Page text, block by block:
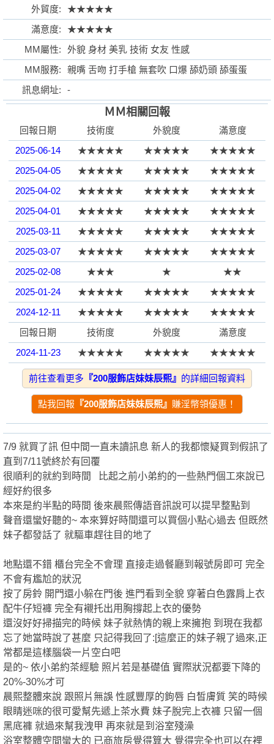
格
全
台
外貿度:
★★★★★
滿意度:
★★★★★
MM屬性:
外貌 身材 美乳 技術 女友 性感
MM服務:
親嘴 舌吻 打手槍 無套吹 口爆 舔奶頭 舔蛋蛋
訊息網址:
-
ＭＭ相關回報
回報日期 技術度 外貌度
滿意度
2025-06-14
★★★★★ ★★★★★
★★★★★
2025-04-05
★★★★★ ★★★★★
★★★★★
2025-04-02
★★★★★ ★★★★★
★★★★★
2025-04-01
★★★★★ ★★★★★
★★★★★
2025-03-11
★★★★★ ★★★★★
★★★★★
2025-03-07
★★★★★ ★★★★★
★★★★★
2025-02-08
★★★ ★
★★
2025-01-24
★★★★★ ★★★★★
★★★★★
2024-12-11
★★★★★ ★★★★★
★★★★★
回報日期
技術度 外貌度
滿意度
2024-11-23
★★★★★ ★★★★★
★★★★★
2024-10-26
★★★★★ ★★★★★
★★★★★
2024-10-18
★★★★★ ★★★★★
★★★★★
2024-10-04
★★★★★ ★★★★★
★★★★★
2024-10-01
★★★★★ ★★★★★
★★★★★
2024-10-01
★★★★★ ★★★★★
★★★★★
2024-09-27
★★★★★ ★
★★
2024-10-01
2024-09-20
★★★★★ ★★★★★
★★★★★
2024-08-06
★★★★★ ★★★★★
2024-08-03
★★★★★
2024-06-29
★★★★★ ★★★★★
★★★★★
2024-06-28
★★★★★ ★★★★★
2024-06-22
★★★★★ ★★★★★
★★★★★
2024-06-18
★★★★★
2024-06-15
2024-05-21
★★★★★ ★★★★★
★★★★★
2024-05-14
★★★★★ ★★★★★
★★★★★
2024-04-20
★★★★★ ★★★★★
★★★★★
前往查看更多 『200服飾店妹妹辰熙』 的詳細回報資料
點我回報 『200服飾店妹妹辰熙』 賺淫幣領優惠！
7/9 就買了訊 但中間一直未讀訊息 新人的我都懷疑買到假訊了
直到7/11號終於有回覆
很順利的就約到時間 比起之前小弟約的一些熱門個工來說已
經好約很多
本來是約半點的時間 後來晨熙傳語音訊說可以提早整點到
聲音還蠻好聽的~ 本來算好時間還可以買個小點心過去 但既然
妹子都發話了 就驅車趕往目的地了
地點還不錯 櫃台完全不會理 直接走過餐廳到報號房即可 完全
不會有尷尬的狀況
按了房鈴 開門還小躲在門後 進門看到全貌 穿著白色露肩上衣
配牛仔短褲 完全有襯托出用胸撐起上衣的優勢
還沒好好掃描完的時候 妹子就熱情的親上來擁抱 到現在我都
忘了她當時說了甚麼 只記得我回了:[這麼正的妹子親了過來,正
常都是這樣腦袋一片空白吧
是的~ 依小弟約茶經驗 照片若是基礎值 實際狀況都要下降的
20%-30%才可
晨熙整體來說 跟照片無誤 性感豐厚的鉤唇 白皙膚質 笑的時候
眼睛迷咪的很可愛幫先遞上茶水費 妹子脫完上衣褲 只留一個
黑底褲 就過來幫我洩甲 再來就是到浴室殘澡
浴室整體空間蠻大的 已商旅房覺得算大 覺得完全也可以在裡